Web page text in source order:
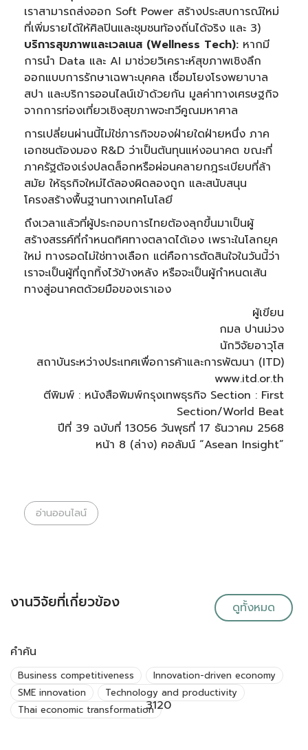
เราสามารถส่งออก Soft Power สร้างประสบการณ์ใหม่
ที่เพิ่มรายได้ให้ศิลปินและชุมชนท้องถิ่นได้จริง และ 3)
บริการสุขภาพและเวลเนส (Wellness Tech): หากมี
การนำ Data และ AI มาช่วยวิเคราะห์สุขภาพเชิงลึก
ออกแบบการรักษาเฉพาะบุคคล เชื่อมโยงโรงพยาบาล
สปา และบริการออนไลน์เข้าด้วยกัน มูลค่าทางเศรษฐกิจ
จากการท่องเที่ยวเชิงสุขภาพจะทวีคูณมหาศาล
การเปลี่ยนผ่านนี้ไม่ใช่ภารกิจของฝ่ายใดฝ่ายหนึ่ง ภาค
เอกชนต้องมอง R&D ว่าเป็นต้นทุนแห่งอนาคต ขณะที่
ภาครัฐต้องเร่งปลดล็อกหรือผ่อนคลายกฎระเบียบที่ล้า
สมัย ให้ธุรกิจใหม่ได้ลองผิดลองถูก และสนับสนุน
โครงสร้างพื้นฐานทางเทคโนโลยี
ถึงเวลาแล้วที่ผู้ประกอบการไทยต้องลุกขึ้นมาเป็นผู้
สร้างสรรค์ที่กำหนดทิศทางตลาดได้เอง เพราะในโลกยุค
ใหม่ ทางรอดไม่ใช่ทางเลือก แต่คือการตัดสินใจในวันนี้ว่า
เราจะเป็นผู้ที่ถูกทิ้งไว้ข้างหลัง หรือจะเป็นผู้กำหนดเส้น
ทางสู่อนาคตด้วยมือของเราเอง
ผู้เขียน
กมล ปานม่วง
นักวิจัยอาวุโส
สถาบันระหว่างประเทศเพื่อการค้าและการพัฒนา (ITD)
www.itd.or.th
ตีพิมพ์ : หนังสือพิมพ์กรุงเทพธุรกิจ Section : First
Section/World Beat
ปีที่ 39 ฉบับที่ 13056 วันพุธที่ 17 ธันวาคม 2568
หน้า 8 (ล่าง) คอลัมน์ “Asean Insight”
อ่านออนไลน์
งานวิจัยที่เกี่ยวข้อง ดูทั้งหมด
คำค้น
Business competitiveness
Innovation-driven economy
SME innovation
Technology and productivity
Thai economic transformation3120